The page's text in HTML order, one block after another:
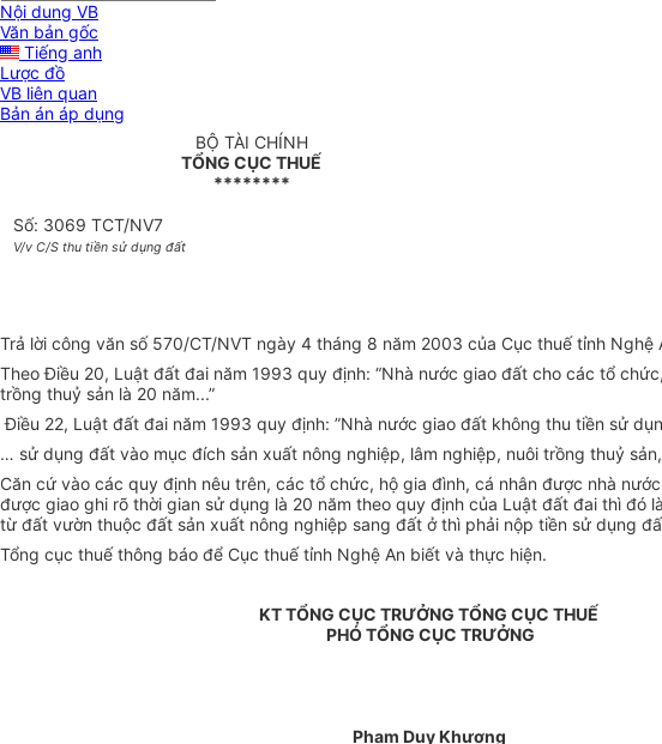
Nội dung VB
Văn bản gốc
Tiếng anh
Lược đồ
VB liên quan
Bản án áp dụng
BỘ TÀI CHÍNH
TỔNG CỤC THUẾ
********
Số: 3069 TCT/NV7
V/v C/S thu tiền sử dụng đất
Trả lời công văn số 570/CT/NVT ngày 4 tháng 8 năm 2003 của Cục thuế tỉnh
Theo Điều 20, Luật đất đai năm 1993 quy định: “Nhà nước giao đất cho các tổ
trồng thuỷ sản là 20 năm...”
Điều 22, Luật đất đai năm 1993 quy định: ”Nhà nước giao đất không thu tiền sử
… sử dụng đất vào mục đích sản xuất nông nghiệp, lâm nghiệp, nuôi trồng thuỷ
Căn cứ vào các quy định nêu trên, các tổ chức, hộ gia đình, cá nhân được nhà
được giao ghi rõ thời gian sử dụng là 20 năm theo quy định của Luật đất đai thì
từ đất vườn thuộc đất sản xuất nông nghiệp sang đất ở thì phải nộp tiền sử dụng
Tổng cục thuế thông báo để Cục thuế tỉnh Nghệ An biết và thực hiện.
KT TỔNG CỤC TRƯỞNG TỔNG CỤC THUẾ
PHÓ TỔNG CỤC TRƯỞNG
Phạm Duy Khương